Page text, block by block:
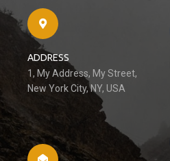
ADDRESS
1, My Address, My Street,
New York City, NY, USA